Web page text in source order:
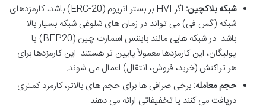
شبکه بلاکچین:
اگر HVI بر بستر اتریوم (ERC-20) باشد، کارمزدهای
شبکه (گس فی) می تواند در زمان های شلوغی شبکه بسیار بالا
باشد. در شبکه هایی مانند بایننس اسمارت چین (BEP20) یا
پولیگان، این کارمزدها معمولاً پایین تر هستند. این کارمزدها برای
هر تراکنش (خرید، فروش، انتقال) اعمال می شوند.
حجم معامله: برخی صرافی ها برای حجم های بالاتر، کارمزد کمتری
دریافت می کنند یا تخفیفاتی ارائه می دهند.